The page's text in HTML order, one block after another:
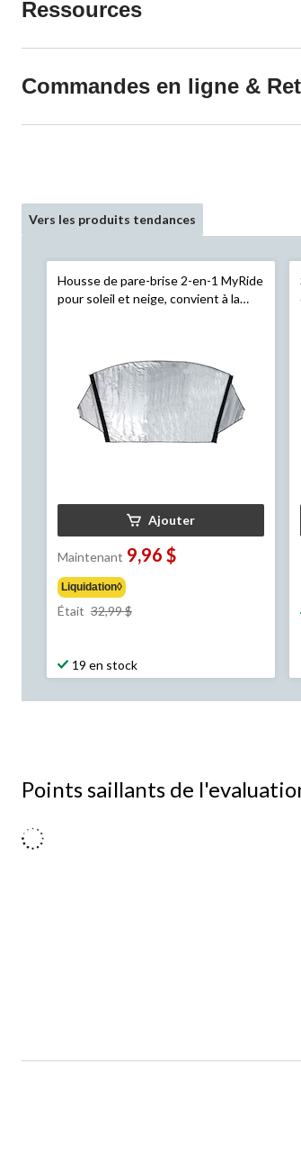
Ressources
Commandes en ligne &
Vers les produits tendances
Housse de pare-brise 2-en-1 MyRide
pour soleil et neige, convient à la
Ajouter
Maintenant 9,96 $
Liquidation◊
Était 32,99 $
19 en stock
Points saillants de